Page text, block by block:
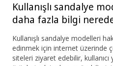
Kullanışlı sandalye
daha fazla bilgi
Kullanışlı sandalye modelleri
edinmek için internet üzerinde
siteleri ziyaret edebilir, kullanıcı